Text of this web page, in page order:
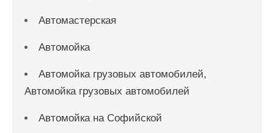
Автомастерская
Автомойка
Автомойка грузовых автомобилей,
Автомойка грузовых автомобилей
Автомойка на Софийской